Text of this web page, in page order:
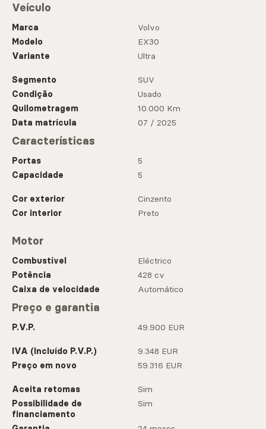
Veículo
Marca
Volvo
Modelo
EX30
Variante
Ultra
Segmento
SUV
Condição
Usado
Quilometragem
10.000 Km
Data matrícula
07 / 2025
Características
Portas
5
Capacidade
5
Cor exterior
Cinzento
Cor interior
Preto
Motor
Combustível
Eléctrico
Potência
428 cv
Caixa de velocidade
Automático
Preço e garantia
P.V.P. 49.900 EUR
IVA (Incluído P.V.P.)
9.348 EUR
Preço em novo
59.316 EUR
Aceita retomas
Sim
Possibilidade de
financiamento
Sim